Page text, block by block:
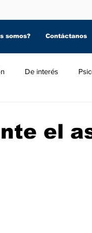
somos? Contáctanos
De interés
el